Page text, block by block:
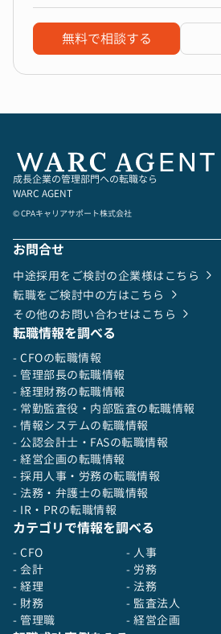
無料で相談する
成長企業の管理部門への転職なら
WARC AGENT
© CPAキャリアサポート株式会社
お問合せ
中途採用をご検討の企業様はこちら
転職をご検討中の方はこちら
その他のお問い合わせはこちら
転職情報を調べる
- CFOの転職情報
- 管理部長の転職情報
- 経理財務の転職情報
- 常勤監査役・内部監査の転職情報
- 情報システムの転職情報
- 公認会計士・FASの転職情報
- 経営企画の転職情報
- 採用人事・労務の転職情報
- 法務・弁護士の転職情報
- IR・PRの転職情報
カテゴリで情報を調べる
- CFO
- 会計
- 経理
- 財務
- 管理職
- 人事
- 労務
- 法務
- 監査法人
- 経営企画